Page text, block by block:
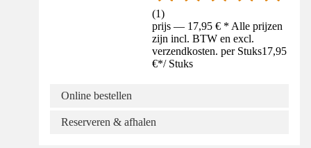
(1)
prijs — 17,95 € * Alle prijzen
zijn incl. BTW en excl.
verzendkosten. per Stuks17,95
€*/ Stuks
Online bestellen
Reserveren & afhalen